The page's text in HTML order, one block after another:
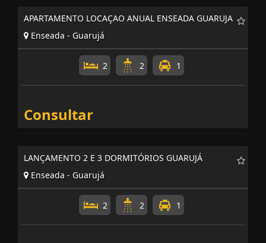
APARTAMENTO LOCAÇAO ANUAL ENSEADA GUARUJA
Enseada - Guarujá
2 2 1
Consultar
LANÇAMENTO 2 E 3 DORMITÓRIOS GUARUJÁ
Enseada - Guarujá
2 2 1